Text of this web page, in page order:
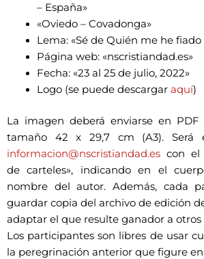
– España»
«Oviedo – Covadonga»
Lema: «Sé de Quién me he fiado
Página web: «nscristiandad.es»
Fecha: «23 al 25 de julio, 2022»
Logo (se puede descargar aquí)
La imagen deberá enviarse en
tamaño 42 x 29,7 cm (A3). Será
informacion@nscristiandad.es con el
de carteles», indicando en el
nombre del autor. Además, cada
guardar copia del archivo de edición
adaptar el que resulte ganador a otros
Los participantes son libres de usar
la peregrinación anterior que figure en